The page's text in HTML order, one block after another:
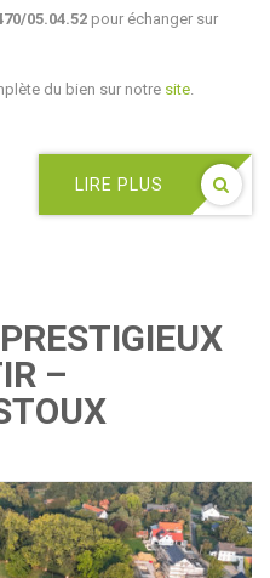
05.04.52 pour échanger sur
du bien sur notre site
LIRE PLUS
–